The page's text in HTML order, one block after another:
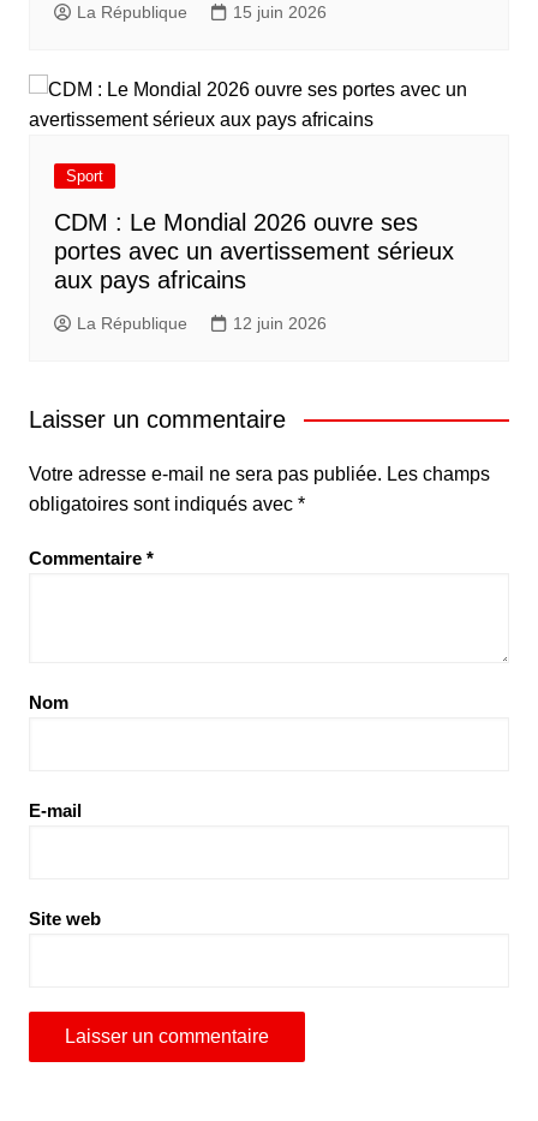
La République 15 juin 2026
Sport
CDM : Le Mondial 2026 ouvre ses
portes avec un avertissement sérieux
aux pays africains
La République 12 juin 2026
Laisser un commentaire
Votre adresse e-mail ne sera pas publiée. Les champs
obligatoires sont indiqués avec *
Commentaire *
Nom
E-mail
Site web